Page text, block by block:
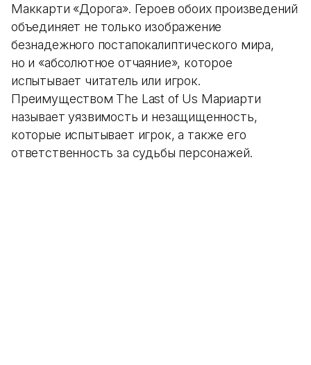
Маккарти «Дорога». Героев обоих произведений
объединяет не только изображение
безнадежного постапокалиптического мира,
но и «абсолютное отчаяние», которое
испытывает читатель или игрок.
Преимуществом The Last of Us Мариарти
называет уязвимость и незащищенность,
которые испытывает игрок, а также его
ответственность за судьбы персонажей.